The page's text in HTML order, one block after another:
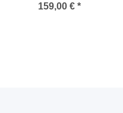
Schutzhülle
159,00 € *